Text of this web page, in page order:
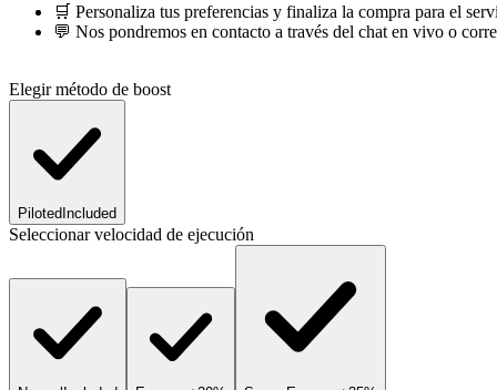
🛒 Personaliza tus preferencias y finaliza la compra para el
💬 Nos pondremos en contacto a través del chat en vivo o
Elegir método de boost
Piloted Included
Seleccionar velocidad de ejecución